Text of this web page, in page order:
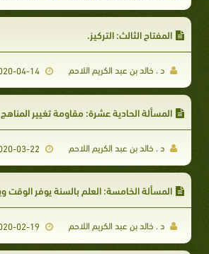
المفتاح الثالث: التركيز.
د . خالد بن عبد الكريم اللاحم 2020-04-14
المسألة الحادية عشرة: مقاومة تغيير
د . خالد بن عبد الكريم اللاحم
المسألة الخامسة: العلم بالسنة يوفر الوقت
د . خالد بن عبد الكريم اللاحم 2020-02-19